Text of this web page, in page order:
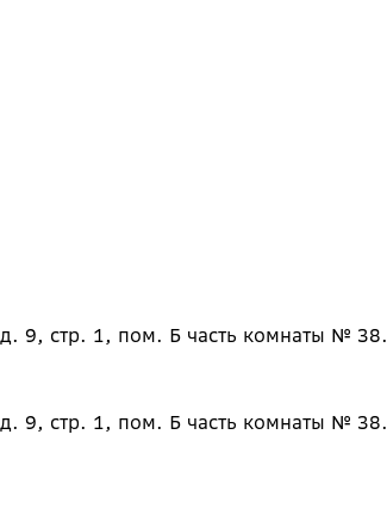
9, стр. 1, пом. Б часть комнаты № 38.
9, стр. 1, пом. Б часть комнаты № 38.